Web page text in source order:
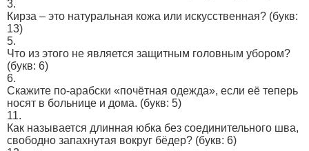
3.
Кирза – это натуральная кожа или искусственная? (букв:
13)
5.
Что из этого не является защитным головным убором?
(букв: 6)
6.
Скажите по-арабски «почётная одежда», если её теперь
носят в больнице и дома. (букв: 5)
11.
Как называется длинная юбка без соединительного шва,
свободно запахнутая вокруг бёдер? (букв: 6)